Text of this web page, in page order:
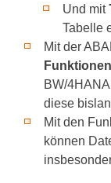
Und mit
Tabelle
Mit der
Funktionen
BW/
diese
Mit den
können